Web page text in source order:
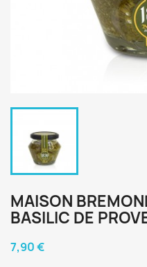
MAISON
BASILIC DE
7,90 €